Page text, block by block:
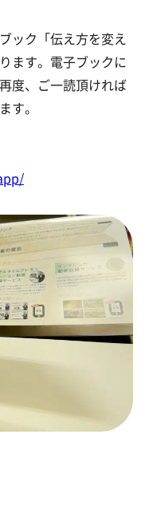
ック「伝え方を変え
ます。電子ブックに
度、ご一読頂ければ
す。